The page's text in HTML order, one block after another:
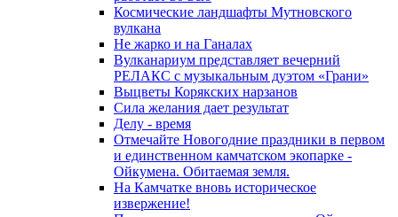
Космические ландшафты Мутновского
вулкана
Не жарко и на Ганалах
Вулканариум представляет вечерний
РЕЛАКС с музыкальным дуэтом «Грани»
Выцветы Корякских нарзанов
Сила желания дает результат
Делу - время
Отмечайте Новогодние праздники в первом
и единственном камчатском экопарке -
Ойкумена. Обитаемая земля.
На Камчатке вновь историческое
извержение!